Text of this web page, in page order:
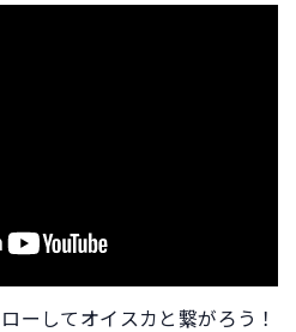
ーしてオイスカと繋がろう！